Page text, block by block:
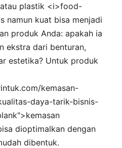
plastik <i>food-
namun kuat bisa menjadi
produk Anda: apakah ia
ekstra dari benturan,
estetika? Untuk produk
kemasan-
daya-tarik-bisnis-
dioptimalkan dengan
dibentuk.